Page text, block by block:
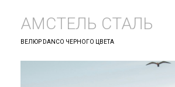
АМСТЕЛЬ СТАЛЬ
ВЕЛЮР DANCO ЧЕРНОГО ЦВЕТА